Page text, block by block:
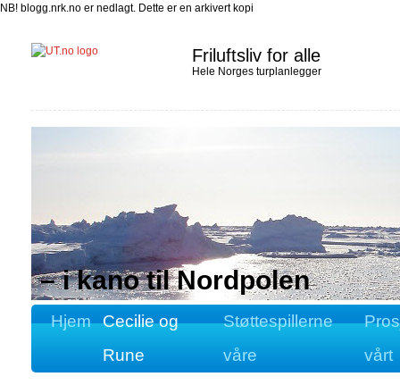
NB! blogg.nrk.no er nedlagt. Dette er en arkivert kopi
Friluftsliv for alle
Hele Norges turplanlegger
– i kano til Nordpolen
Hjem
Cecilie og
Rune
Støttespillerne
våre
vårt